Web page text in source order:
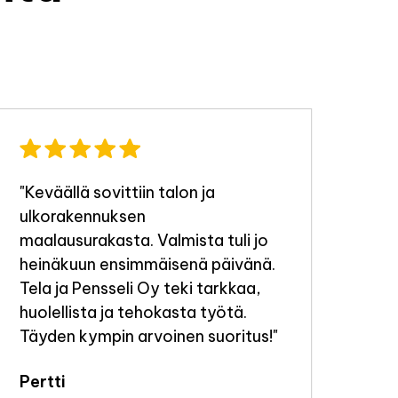
"Keväällä sovittiin talon ja
ulkorakennuksen
maalausurakasta. Valmista tuli jo
heinäkuun ensimmäisenä päivänä.
Tela ja Pensseli Oy teki tarkkaa,
huolellista ja tehokasta työtä.
Täyden kympin arvoinen suoritus!"
Pertti